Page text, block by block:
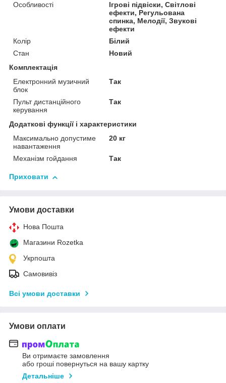
Особливості
Ігрові підвіски, Світлові
ефекти, Регульована
спинка, Мелодії, Звукові
ефекти
Колір
Білий
Стан
Новий
Комплектація
Електронний музичний
блок
Так
Пульт дистанційного
керування
Так
Додаткові функції і характеристики
Максимально допустиме
навантаження
20 кг
Механізм гойдання Так
Приховати
Умови доставки
Нова Пошта
Магазини Rozetka
Укрпошта
Самовивіз
Всі умови доставки
Умови оплати
Ви отримаєте замовлення
або гроші повернуться на вашу картку
Детальніше